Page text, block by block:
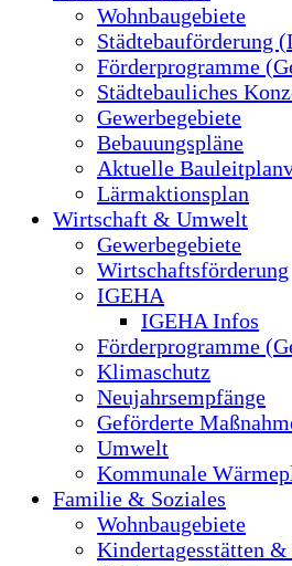
Wohnbaugebiete
Städtebauförderung
Förderprogramme
Städtebauliches
Gewerbegebiete
Bebauungspläne
Aktuelle
Lärmaktionsplan
Wirtschaft & Umwelt
Gewerbegebiete
Wirtschaftsförderung
IGEHA
IGEHA Infos
Förderprogramme
Klimaschutz
Neujahrsempfänge
Geförderte
Umwelt
Kommunale
Familie & Soziales
Wohnbaugebiete
Kindertagesstätten &